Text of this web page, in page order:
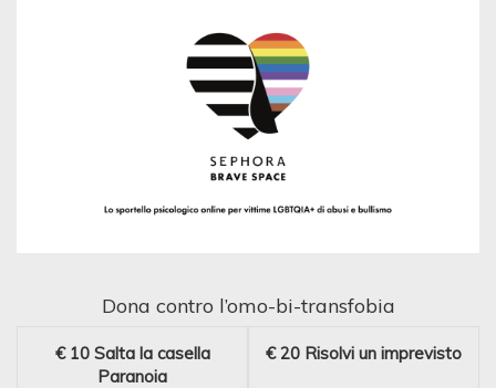
Dona contro l’omo-bi-transfobia
€ 10 Salta la casella
Paranoia
€ 20 Risolvi un imprevisto